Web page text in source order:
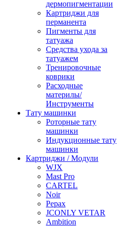
дермопигментации
Картриджи для
перманента
Пигменты для
татуажа
Средства ухода за
татуажем
Тренировочные
коврики
Расходные
материлы/
Инструменты
Тату машинки
Роторные тату
машинки
Индукционные тату
машинки
Картриджи / Модули
WJX
Mast Pro
CARTEL
Noir
Pepax
JCONLY VETAR
Ambition